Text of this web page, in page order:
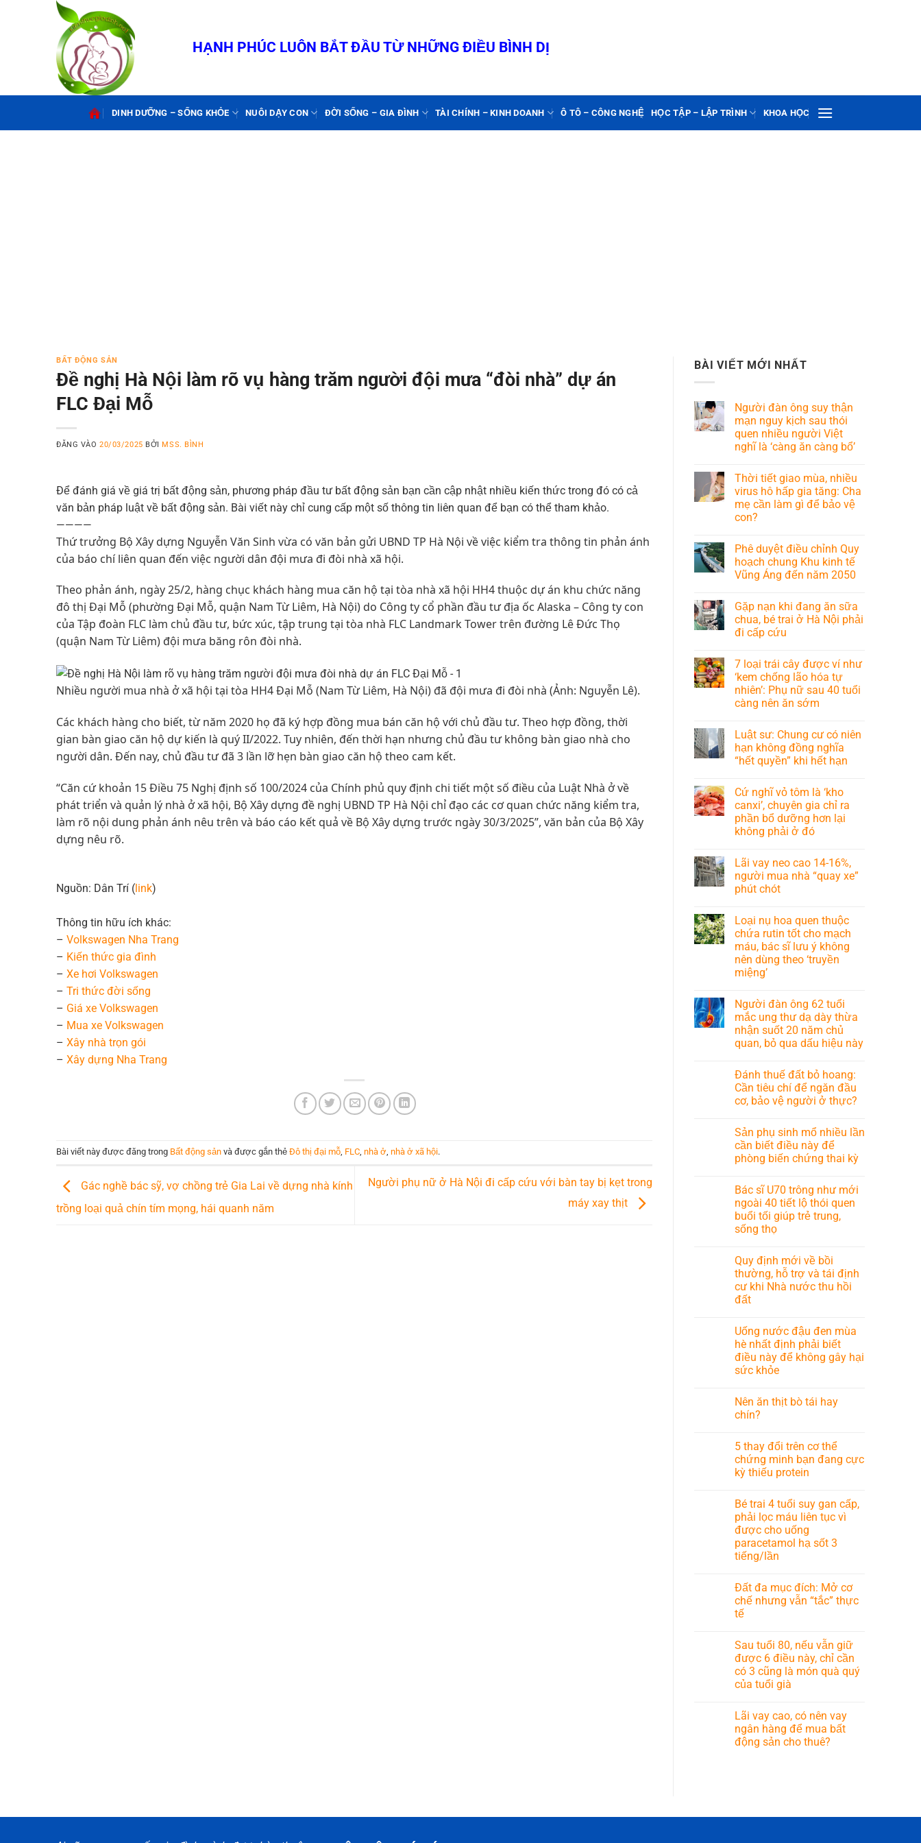
HẠNH PHÚC LUÔN BẮT ĐẦU TỪ NHỮNG ĐIỀU BÌNH DỊ
DINH DƯỠNG – SỐNG KHỎE NUÔI DẠY CON ĐỜI SỐNG – GIA ĐÌNH TÀI CHÍNH – KINH DOANH Ô TÔ – CÔNG NGHỆ HỌC TẬP – LẬP TRÌNH KHOA HỌC
BẤT ĐỘNG SẢN
Đề nghị Hà Nội làm rõ vụ hàng trăm người đội mưa “đòi nhà” dự án
FLC Đại Mỗ
ĐĂNG VÀO20/03/2025 BỞIMSS. BÌNH
Để đánh giá về giá trị bất động sản, phương pháp đầu tư bất động sản bạn cần cập nhật nhiều kiến thức trong đó có cả
văn bản pháp luật về bất động sản. Bài viết này chỉ cung cấp một số thông tin liên quan để bạn có thể tham khảo.
————
Thứ trưởng Bộ Xây dựng Nguyễn Văn Sinh vừa có văn bản gửi UBND TP Hà Nội về việc kiểm tra thông tin phản ánh
của báo chí liên quan đến việc người dân đội mưa đi đòi nhà xã hội.
Theo phản ánh, ngày 25/2, hàng chục khách hàng mua căn hộ tại tòa nhà xã hội HH4 thuộc dự án khu chức năng
đô thị Đại Mỗ (phường Đại Mỗ, quận Nam Từ Liêm, Hà Nội) do Công ty cổ phần đầu tư địa ốc Alaska – Công ty con
của Tập đoàn FLC làm chủ đầu tư, bức xúc, tập trung tại tòa nhà FLC Landmark Tower trên đường Lê Đức Thọ
(quận Nam Từ Liêm) đội mưa băng rôn đòi nhà.
Nhiều người mua nhà ở xã hội tại tòa HH4 Đại Mỗ (Nam Từ Liêm, Hà Nội) đã đội mưa đi đòi nhà (Ảnh: Nguyễn Lê).
Các khách hàng cho biết, từ năm 2020 họ đã ký hợp đồng mua bán căn hộ với chủ đầu tư. Theo hợp đồng, thời
gian bàn giao căn hộ dự kiến là quý II/2022. Tuy nhiên, đến thời hạn nhưng chủ đầu tư không bàn giao nhà cho
người dân. Đến nay, chủ đầu tư đã 3 lần lỡ hẹn bàn giao căn hộ theo cam kết.
“Căn cứ khoản 15 Điều 75 Nghị định số 100/2024 của Chính phủ quy định chi tiết một số điều của Luật Nhà ở về
phát triển và quản lý nhà ở xã hội, Bộ Xây dựng đề nghị UBND TP Hà Nội chỉ đạo các cơ quan chức năng kiểm tra,
làm rõ nội dung phản ánh nêu trên và báo cáo kết quả về Bộ Xây dựng trước ngày 30/3/2025”, văn bản của Bộ Xây
dựng nêu rõ.
Nguồn: Dân Trí (link)
Thông tin hữu ích khác:
– Volkswagen Nha Trang
– Kiến thức gia đình
– Xe hơi Volkswagen
– Tri thức đời sống
– Giá xe Volkswagen
– Mua xe Volkswagen
– Xây nhà trọn gói
– Xây dựng Nha Trang
Bài viết này được đăng trong Bất động sản và được gắn thẻ Đô thị đại mỗ, FLC, nhà ở, nhà ở xã hội.
Gác nghề bác sỹ, vợ chồng trẻ Gia Lai về dựng nhà kính
trồng loại quả chín tím mọng, hái quanh năm
Người phụ nữ ở Hà Nội đi cấp cứu với bàn tay bị kẹt trong
máy xay thịt
BÀI VIẾT MỚI NHẤT
Người đàn ông suy thận
mạn nguy kịch sau thói
quen nhiều người Việt
nghĩ là ‘càng ăn càng bổ’
Thời tiết giao mùa, nhiều
virus hô hấp gia tăng: Cha
mẹ cần làm gì để bảo vệ
con?
Phê duyệt điều chỉnh Quy
hoạch chung Khu kinh tế
Vũng Áng đến năm 2050
Gặp nạn khi đang ăn sữa
chua, bé trai ở Hà Nội phải
đi cấp cứu
7 loại trái cây được ví như
‘kem chống lão hóa tự
nhiên’: Phụ nữ sau 40 tuổi
càng nên ăn sớm
Luật sư: Chung cư có niên
hạn không đồng nghĩa
“hết quyền” khi hết hạn
Cứ nghĩ vỏ tôm là ‘kho
canxi’, chuyên gia chỉ ra
phần bổ dưỡng hơn lại
không phải ở đó
Lãi vay neo cao 14-16%,
người mua nhà “quay xe”
phút chót
Loại nụ hoa quen thuộc
chứa rutin tốt cho mạch
máu, bác sĩ lưu ý không
nên dùng theo ‘truyền
miệng’
Người đàn ông 62 tuổi
mắc ung thư dạ dày thừa
nhận suốt 20 năm chủ
quan, bỏ qua dấu hiệu này
Đánh thuế đất bỏ hoang:
Cần tiêu chí để ngăn đầu
cơ, bảo vệ người ở thực?
Sản phụ sinh mổ nhiều lần
cần biết điều này để
phòng biến chứng thai kỳ
Bác sĩ U70 trông như mới
ngoài 40 tiết lộ thói quen
buổi tối giúp trẻ trung,
sống thọ
Quy định mới về bồi
thường, hỗ trợ và tái định
cư khi Nhà nước thu hồi
đất
Uống nước đậu đen mùa
hè nhất định phải biết
điều này để không gây hại
sức khỏe
Nên ăn thịt bò tái hay
chín?
5 thay đổi trên cơ thể
chứng minh bạn đang cực
kỳ thiếu protein
Bé trai 4 tuổi suy gan cấp,
phải lọc máu liên tục vì
được cho uống
paracetamol hạ sốt 3
tiếng/lần
Đất đa mục đích: Mở cơ
chế nhưng vẫn “tắc” thực
tế
Sau tuổi 80, nếu vẫn giữ
được 6 điều này, chỉ cần
có 3 cũng là món quà quý
của tuổi già
Lãi vay cao, có nên vay
ngân hàng để mua bất
động sản cho thuê?